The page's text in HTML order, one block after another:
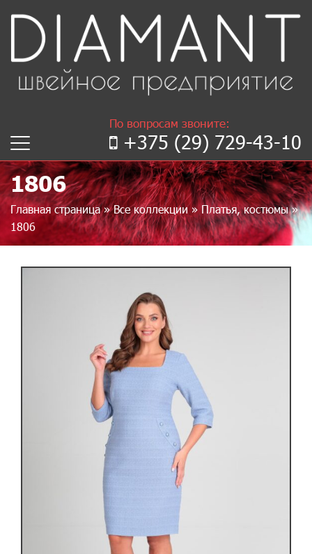
По вопросам звоните:
+375 (29) 729-43-10
1806
Главная страница»Все коллекции»Платья, костюмы»
1806